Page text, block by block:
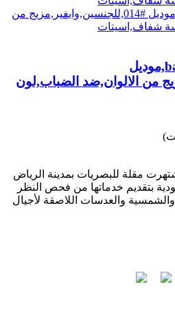
نظارة طبية ,ماركة baluer,موديل
من الالوان,ضد الضباب,لون
من 35 عاما اشتهرت مقلة للبصريات بمدينة الرياض
بتقديم خدماتها من فحص النظر
والشمسية والعدسات اللاصقة لأجيال